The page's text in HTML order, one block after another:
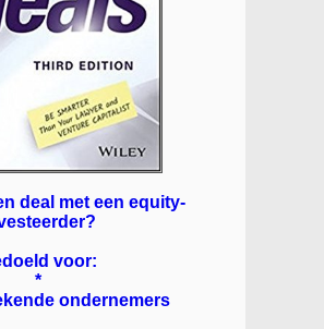
deal met een equity-
voor:
*
ondernemers